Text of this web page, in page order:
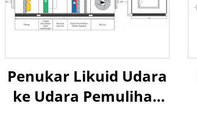
Penukar Likuid Udara
ke Udara Pemulihan